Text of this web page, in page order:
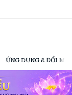
ỨNG DỤNG & ĐỔI